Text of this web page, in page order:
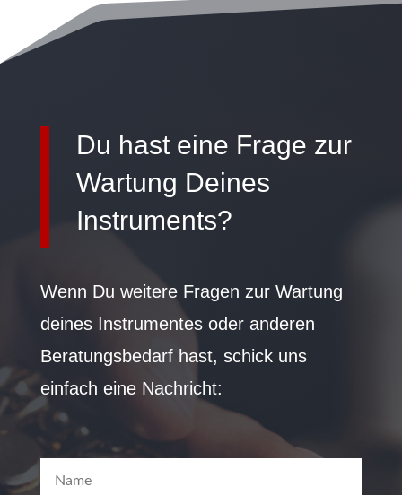
Du hast eine Frage zur
Wartung Deines
Instruments?
Wenn Du weitere Fragen zur Wartung
deines Instrumentes oder anderen
Beratungsbedarf hast, schick uns
einfach eine Nachricht: